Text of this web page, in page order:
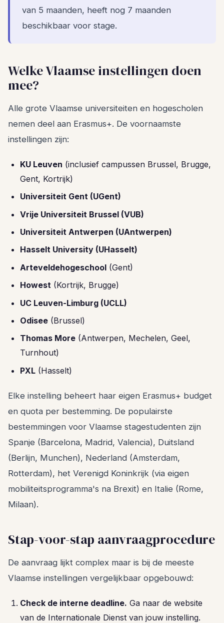
van 5 maanden, heeft nog 7 maanden
beschikbaar voor stage.
Welke Vlaamse instellingen doen
mee?
Alle grote Vlaamse universiteiten en hogescholen
nemen deel aan Erasmus+. De voornaamste
instellingen zijn:
KU Leuven (inclusief campussen Brussel, Brugge,
Gent, Kortrijk)
Universiteit Gent (UGent)
Vrije Universiteit Brussel (VUB)
Universiteit Antwerpen (UAntwerpen)
Hasselt University (UHasselt)
Arteveldehogeschool (Gent)
Howest (Kortrijk, Brugge)
UC Leuven-Limburg (UCLL)
Odisee (Brussel)
Thomas More (Antwerpen, Mechelen, Geel,
Turnhout)
PXL (Hasselt)
Elke instelling beheert haar eigen Erasmus+ budget
en quota per bestemming. De populairste
bestemmingen voor Vlaamse stagestudenten zijn
Spanje (Barcelona, Madrid, Valencia), Duitsland
(Berlijn, Munchen), Nederland (Amsterdam,
Rotterdam), het Verenigd Koninkrijk (via eigen
mobiliteitsprogramma's na Brexit) en Italie (Rome,
Milaan).
Stap-voor-stap aanvraagprocedure
De aanvraag lijkt complex maar is bij de meeste
Vlaamse instellingen vergelijkbaar opgebouwd:
Check de interne deadline. Ga naar de website
van de Internationale Dienst van jouw instelling.